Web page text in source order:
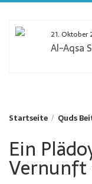
21. Oktober
Al-Aqsa
Startseite Quds
Ein
Vernunft